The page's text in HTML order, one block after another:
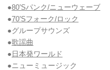
●80’Sパンク/ニューウェーブ
●70’Sフォーク/ロック
●グループサウンズ
●歌謡曲
●日本発ワールド
●ニューミュージック